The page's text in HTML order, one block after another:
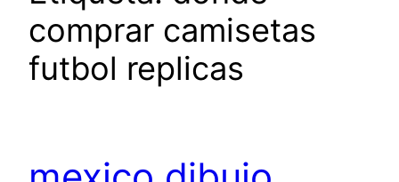
comprar camisetas
futbol replicas